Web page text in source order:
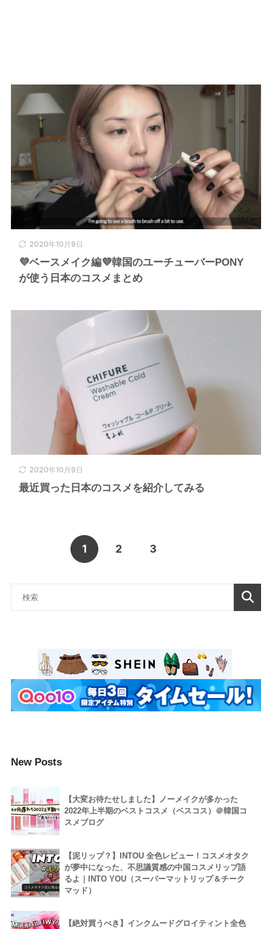
2020年10月9日
💜ベースメイク編💜韓国のユーチューバーPONY
が使う日本のコスメまとめ
2020年10月9日
最近買った日本のコスメを紹介してみる
1 2 3
New Posts
【大変お待たせしました】ノーメイクが多かった
2022年上半期のベストコスメ（ベスコス）＠韓国コ
スメブログ
【泥リップ？】INTOU 全色レビュー！コスメオタク
が夢中になった、不思議質感の中国コスメリップ語
るよ｜INTO YOU（スーパーマットリップ＆チーク
マッド）
【絶対買うべき】インクムードグロイティント全色